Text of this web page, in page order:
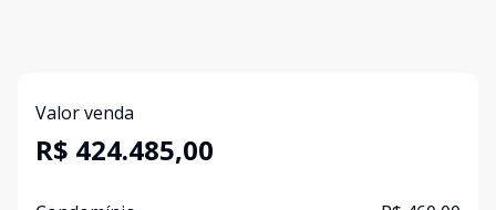
Valor venda
R$ 424.485,00